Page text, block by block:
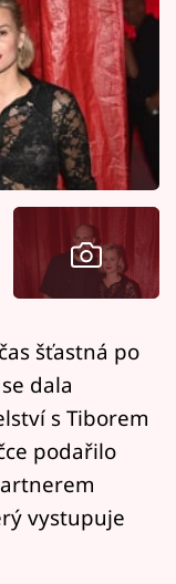
šťastná po
dala
s Tiborem
podařilo
vystupuje